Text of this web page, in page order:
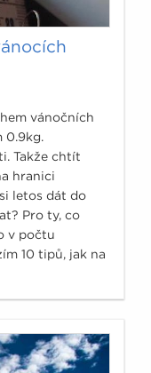
vánočních
0.9kg.
Takže chtít
hranici
letos dát do
Pro ty, co
v počtu
10 tipů, jak na